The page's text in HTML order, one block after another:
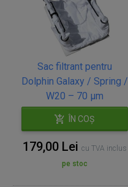
Sac filtrant pentru
Dolphin Galaxy / Spring /
W20 – 70 µm
ÎN COȘ
179,00 Lei cu TVA inclus
pe stoc